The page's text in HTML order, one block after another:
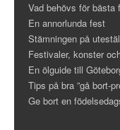
Vad behövs för bästa
En annorlunda fest
Stämningen på
Festivaler, konster
En ölguide till
Tips på bra ”gå bort-
Ge bort en